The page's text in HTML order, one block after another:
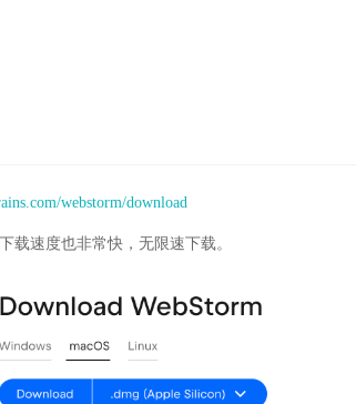
webstorm/download
载速度也非常快，无限速下载。